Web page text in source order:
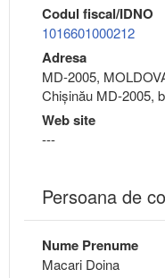
Codul fiscal/IDNO
1016601000212
Adresa
MD-2005,
Chișinău MD-2005,
Web site
---
Persoana de
Nume Prenume
Macari Doina